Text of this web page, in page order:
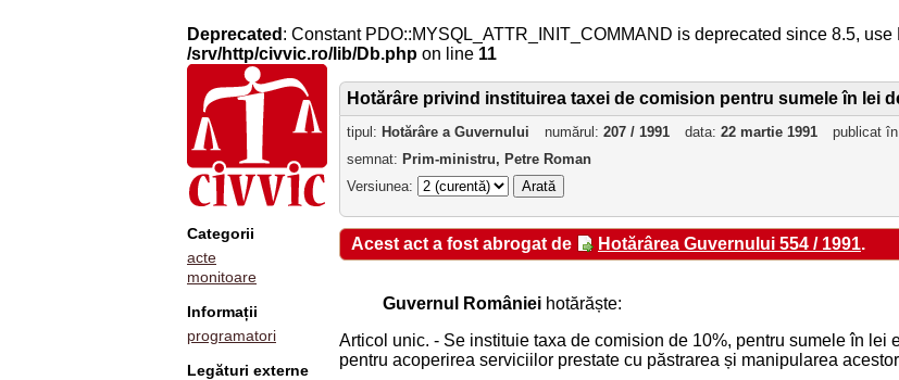
Deprecated : Constant PDO::MYSQL_ATTR_INIT_COMMAND is deprecated since 8.5,
/srv/http/civvic.ro/lib/Db.php on line 11
Categorii
acte
monitoare
Informații
programatori
Legături externe
Hotărâre privind instituirea taxei de comision pentru sumele în lei
tipul: Hotărâre a Guvernului numărul: 207 / 1991 data: 22 martie 1991 publicat în
semnat: Prim-ministru, Petre Roman
Versiunea:
Acest act a fost abrogat de Hotărârea Guvernului 554 / 1991.
Guvernul României hotărăște:
Articol unic. - Se instituie taxa de comision de 10%, pentru sumele în lei
pentru acoperirea serviciilor prestate cu păstrarea și manipularea